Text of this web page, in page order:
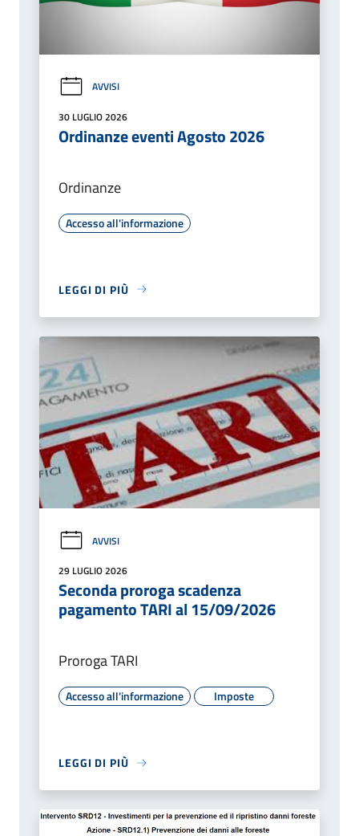
AVVISI
30 LUGLIO 2026
Ordinanze eventi Agosto 2026
Ordinanze
Accesso all'informazione
LEGGI DI PIÙ
AVVISI
29 LUGLIO 2026
Seconda proroga scadenza
pagamento TARI al 15/09/2026
Proroga TARI
Accesso all'informazione Imposte
LEGGI DI PIÙ